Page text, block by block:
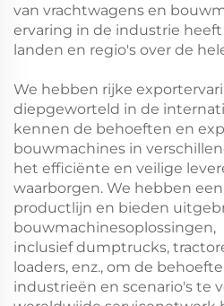
van vrachtwagens en
ervaring in de industrie
landen en regio's over de
We hebben rijke
diepgeworteld in de
kennen de behoeften en
bouwmachines in
het efficiënte en veilige
waarborgen. We hebben
productlijn en bieden
bouwmachinesoplossingen,
inclusief dumptrucks,
loaders, enz., om de
industrieën en scenario's te